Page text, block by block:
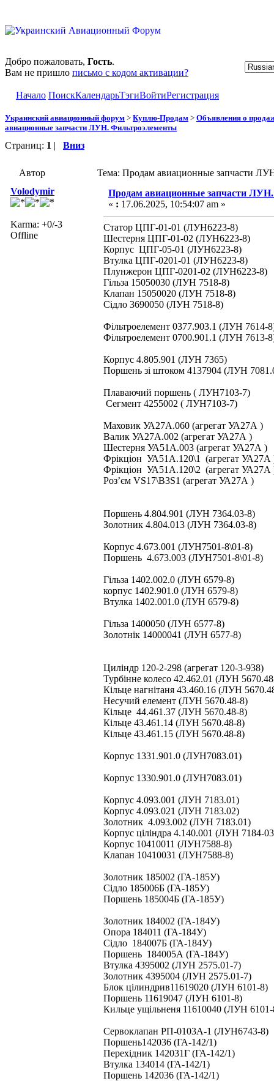
Добро пожаловать, Гость.
Вам не пришло письмо с кодом активации?
Начало ПоискКалендарьТэгиВойтиРегистрация
Украинский авиационный форум > Куплю-Продам > Объявления о
авиационные запчасти ЛУН. Фильтроэлементы
Страниц: 1 | Вниз
Автор
Тема: Продам авиационные запчасти
Volodymir
Karma: +0/-3
Offline
Продам авиационные запчасти
« : 17.06.2025, 10:54:07 am »
Статор ЦПГ-01-01 (ЛУН6223-8)
Шестерня ЦПГ-01-02 (ЛУН6223-8)
Корпус ЦПГ-05-01 (ЛУН6223-8)
Втулка ЦПГ-0201-01 (ЛУН6223-8)
Плунжерон ЦПГ-0201-02 (ЛУН6223-8)
Гільза 15050030 (ЛУН 7518-8)
Клапан 15050020 (ЛУН 7518-8)
Сідло 3690050 (ЛУН 7518-8)
Фільтроелемент 0377.903.1 (ЛУН 7614-
Фільтроелемент 0700.901.1 (ЛУН 7613-
Корпус 4.805.901 (ЛУН 7365)
Поршень зі штоком 4137904 (ЛУН
Плаваючий поршень ( ЛУН7103-7)
Сегмент 4255002 ( ЛУН7103-7)
Маховик УА27А.060 (агрегат УА27А )
Валик УА27А.002 (агрегат УА27А )
Шестерня УА51А.003 (агрегат УА27А )
Фрікціон УА51А.120\1 (агрегат УА27А
Фрікціон УА51А.120\2 (агрегат УА27А
Роз’єм VS17\B3S1 (агрегат УА27А )
Поршень 4.804.901 (ЛУН 7364.03-8)
Золотник 4.804.013 (ЛУН 7364.03-8)
Корпус 4.673.001 (ЛУН7501-8\01-8)
Поршень 4.673.003 (ЛУН7501-8\01-8)
Гільза 1402.002.0 (ЛУН 6579-8)
корпус 1402.901.0 (ЛУН 6579-8)
Втулка 1402.001.0 (ЛУН 6579-8)
Гільза 1400050 (ЛУН 6577-8)
Золотнік 14000041 (ЛУН 6577-8)
Циліндр 120-2-298 (агрегат 120-3-938)
Турбінне колесо 42.462.01 (ЛУН
Кільце нагнітаня 43.460.16 (ЛУН
Несучий елемент (ЛУН 5670.48-8)
Кільце 44.461.37 (ЛУН 5670.48-8)
Кільце 43.461.14 (ЛУН 5670.48-8)
Кільце 43.461.15 (ЛУН 5670.48-8)
Корпус 1331.901.0 (ЛУН7083.01)
Корпус 1330.901.0 (ЛУН7083.01)
Корпус 4.093.001 (ЛУН 7183.01)
Корпус 4.093.021 (ЛУН 7183.02)
Золотник 4.093.002 (ЛУН 7183.01)
Корпус ціліндра 4.140.001 (ЛУН 7184-
Корпус 10410011 (ЛУН7588-8)
Клапан 10410031 (ЛУН7588-8)
Золотник 185002 (ГА-185У)
Сідло 185006Б (ГА-185У)
Поршень 185004Б (ГА-185У)
Золотник 184002 (ГА-184У)
Опора 184011 (ГА-184У)
Сідло 184007Б (ГА-184У)
Поршень 184005А (ГА-184У)
Втулка 4395002 (ЛУН 2575.01-7)
Золотник 4395004 (ЛУН 2575.01-7)
Блок цілиндрив11619020 (ЛУН 6101-8)
Поршень 11619047 (ЛУН 6101-8)
Кильце ущільненя 11610040 (ЛУН
Сервоклапан РП-0103А-1 (ЛУН6743-8)
Поршень142036 (ГА-142/1)
Перехідник 142031Г (ГА-142/1)
Втулка 134014 (ГА-142/1)
Поршень 142036 (ГА-142/1)